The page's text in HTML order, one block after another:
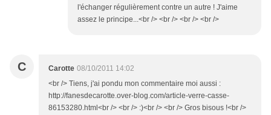
l'échanger régulièrement contre un autre ! J'aime
assez le principe...<br /> <br /> <br /> <br />
C Carotte 08/10/2011 14:02
<br /> Tiens, j'ai pondu mon commentaire moi aussi :
http://fanesdecarotte.over-blog.com/article-verre-casse-
86153280.html<br /> <br /> :)<br /> <br /> Gros bisous !<br />